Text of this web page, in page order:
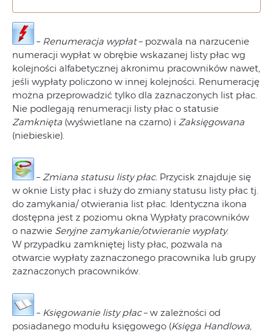
– Renumeracja wypłat– pozwala na narzucenie
numeracji wypłat w obrębie wskazanej listy płac wg
kolejności alfabetycznej akronimu pracowników nawet,
jeśli wypłaty policzono w innej kolejności. Renumerację
można przeprowadzić tylko dla zaznaczonych list płac.
Nie podlegają renumeracji listy płac o statusie
Zamknięta (wyświetlane na czarno) i Zaksięgowana
(niebieskie).
– Zmiana statusu listy płac. Przycisk znajduje się
w oknie Listy płac i służy do zmiany statusu listy płac tj.
do zamykania/ otwierania list płac. Identyczna ikona
dostępna jest z poziomu okna Wypłaty pracowników
o nazwie Seryjne zamykanie/otwieranie wypłaty.
W przypadku zamkniętej listy płac, pozwala na
otwarcie wypłaty zaznaczonego pracownika lub grupy
zaznaczonych pracowników.
– Księgowanie listy płac– w zależności od
posiadanego modułu księgowego (Księga Handlowa,